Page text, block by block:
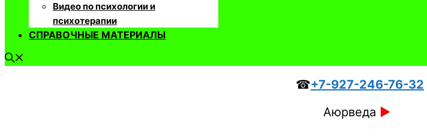
Видео по психологии и
психотерапии
СПРАВОЧНЫЕ МАТЕРИАЛЫ
☎+7-927-246-76-32
Аюрведа ►